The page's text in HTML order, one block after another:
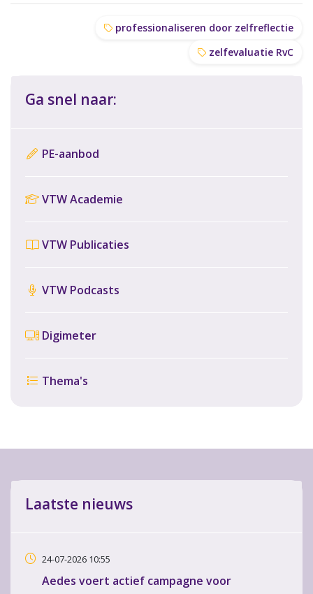
professionaliseren door zelfreflectie
zelfevaluatie RvC
Ga snel naar:
PE-aanbod
VTW Academie
VTW Publicaties
VTW Podcasts
Digimeter
Thema's
Laatste nieuws
24-07-2026 10:55
Aedes voert actief campagne voor